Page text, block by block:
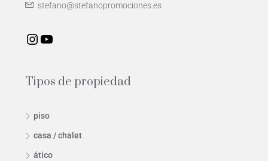
stefano@stefanopromociones.es
Tipos de propiedad
piso
casa / chalet
ático